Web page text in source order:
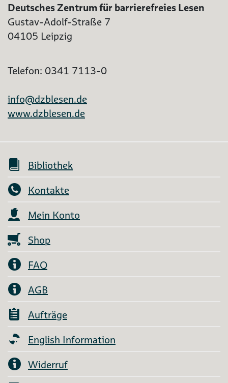
Deutsches Zentrum für barrierefreies Lesen
Gustav-Adolf-Straße 7
04105 Leipzig
Telefon: 0341 7113-0
info@dzblesen.de
www.dzblesen.de
Bibliothek
Kontakte
Mein Konto
Shop
FAQ
AGB
Aufträge
English Information
Widerruf